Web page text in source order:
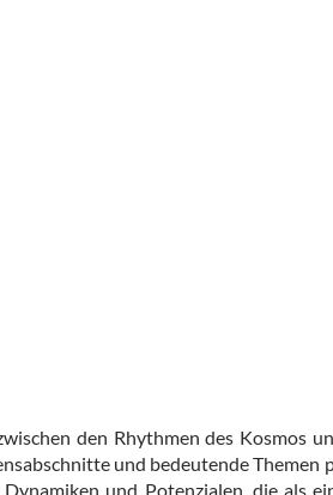
den Rhythmen des Kosmos
und bedeutende Themen
und Potenzialen, die als